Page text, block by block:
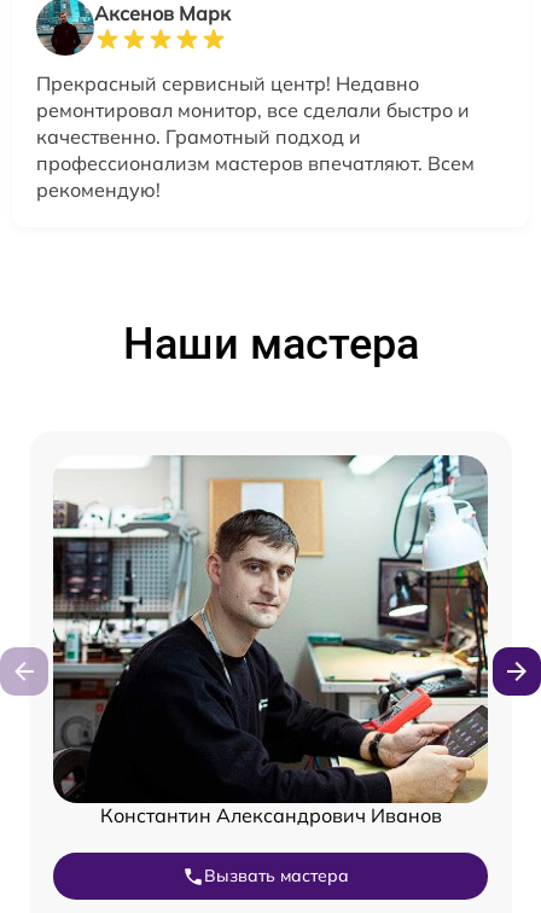
Аксенов Марк
Прекрасный сервисный центр! Недавно
ремонтировал монитор, все сделали быстро и
качественно. Грамотный подход и
профессионализм мастеров впечатляют. Всем
рекомендую!
Наши мастера
Константин Александрович Иванов
Вызвать мастера